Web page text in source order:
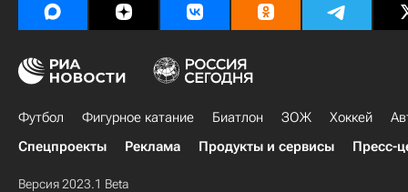
Футбол Фигурное катание Биатлон ЗОЖ Хоккей
Спецпроекты
Реклама Продукты и сервисы Пресс-
Версия 2023.1 Beta